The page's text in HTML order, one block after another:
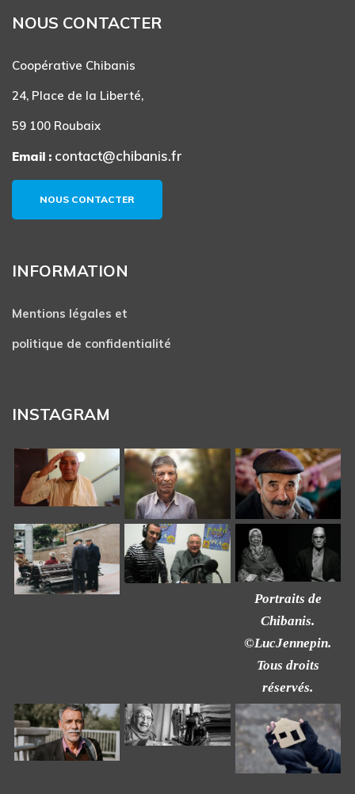
NOUS CONTACTER
Coopérative Chibanis
24, Place de la Liberté,
59 100 Roubaix
Email : contact@chibanis.fr
NOUS CONTACTER
INFORMATION
Mentions légales et
politique de confidentialité
INSTAGRAM
Portraits de
Chibanis.
©LucJennepin.
Tous droits
réservés.